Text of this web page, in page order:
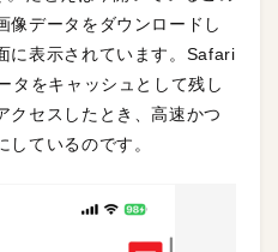
像データをダウンロードし
に表示されています。Safari
タをキャッシュとして残し
クセスしたとき、高速かつ
ているのです。